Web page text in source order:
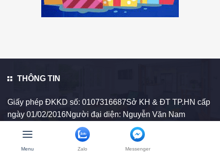
THÔNG TIN
Giấy phép ĐKKD số: 0107316687Sở KH & ĐT TP.HN cấp
ngày 01/02/2016Người đại diện: Nguyễn Văn Nam
LIÊN HỆ
Menu Zalo Messenger